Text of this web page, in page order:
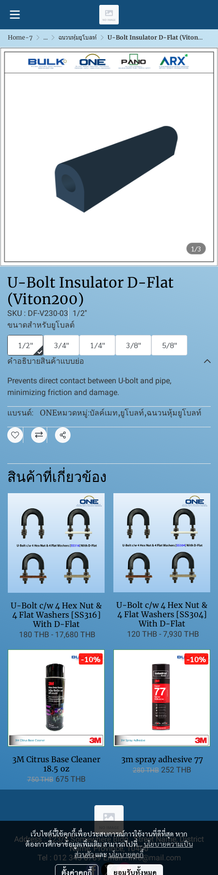
Home-7 ... ฉนวนหุ้มยูโบลท์ U-Bolt Insulator D-Flat (Viton200)
1/3
U-Bolt Insulator D-Flat
(Viton200)
SKU : DF-V230-03 1/2''
ขนาดสำหรับยูโบลต์
1/2'' 3/4'' 1/4'' 3/8'' 5/8''
คำอธิบายสินค้าแบบย่อ
Prevents direct contact between U-bolt and pipe,
minimizing friction and damage.
แบรนด์: ONEหมวดหมู่:บัลค์เมท,ยูโบลท์,ฉนวนหุ้มยูโบลท์
แชร์
สินค้าที่เกี่ยวข้อง
U-Bolt c/w 4 Hex Nut &
4 Flat Washers [SS316]
With D-Flat
180 THB - 17,680 THB
U-Bolt c/w 4 Hex Nut &
4 Flat Washers [SS304]
With D-Flat
120 THB - 7,930 THB
-10%
3M Citrus Base Cleaner
18.5 oz
750 THB 675 THB
-10%
3m spray adhesive 77
280 THB 252 THB
เว็บไซต์นี้ใช้คุกกี้เพื่อประสบการณ์การใช้งานที่ดีที่สุด หาก
ต้องการศึกษาข้อมูลเพิ่มเติม สามารถไปที่...นโยบายความเป็น
ส่วนตัวและนโยบายคุกกี้
ตั้งค่าคุกกี้ ยอมรับทั้งหมด
Address : 123/4 Somewhere Bldg., Street Name, District
Name, Province, 10400
Tel : 012 345 6789 Email : info@mail.com